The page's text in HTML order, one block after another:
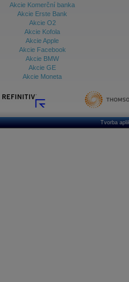
Akcie Komerční banka
Akcie Erste Bank
Akcie O2
Akcie Kofola
Akcie Apple
Akcie Facebook
Akcie BMW
Akcie GE
Akcie Moneta
Tvorba